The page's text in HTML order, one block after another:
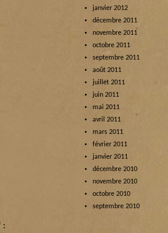
janvier 2012
décembre 2011
novembre 2011
octobre 2011
septembre 2011
août 2011
juillet 2011
juin 2011
mai 2011
avril 2011
mars 2011
février 2011
janvier 2011
décembre 2010
novembre 2010
octobre 2010
septembre 2010
: